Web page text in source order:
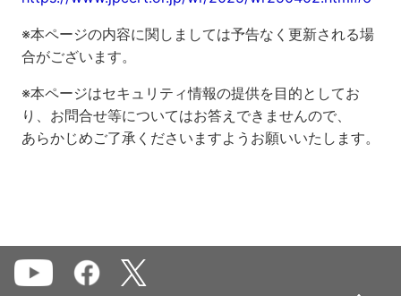
※本ページの内容に関しましては予告なく更新される場
合がございます。
※本ページはセキュリティ情報の提供を目的としてお
り、お問合せ等についてはお答えできませんので、
あらかじめご了承くださいますようお願いいたします。